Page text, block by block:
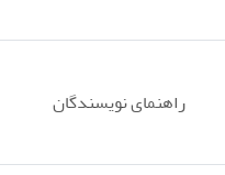
راهنمای نویسندگان